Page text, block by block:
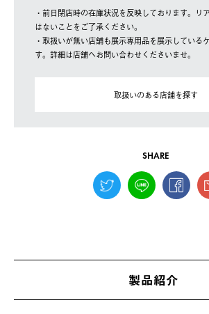
・前日閉店時の在庫状況を反映しております。リ
はないことをご了承ください。
・取扱いが無い店舗も展示専用品を展示している
す。詳細は店舗へお問い合わせくださいませ。
取扱いのある店舗を探す
SHARE
製品紹介